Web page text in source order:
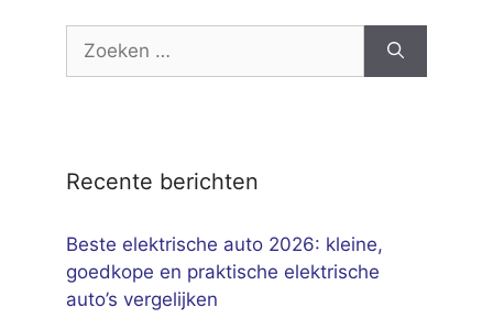
naar:
Recente berichten
Beste elektrische auto 2026: kleine,
goedkope en praktische elektrische
auto’s vergelijken